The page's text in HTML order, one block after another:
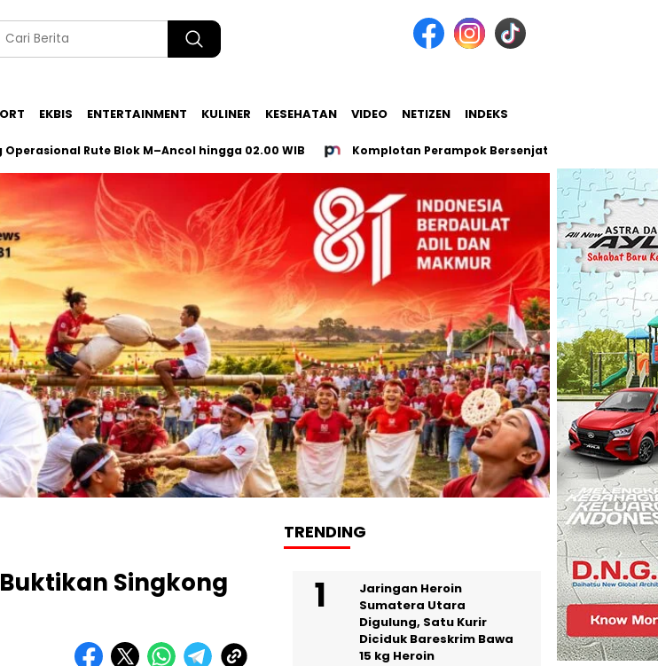
EKBIS ENTERTAINMENT KULINER KESEHATAN VIDEO NETIZEN INDEKS
Rute Blok M–Ancol hingga 02.00 WIB Komplotan Perampok Bersenjata Tajam di Cibitung
Singkong
TRENDING
Jaringan Heroin
Sumatera Utara
Digulung, Satu Kurir
Diciduk Bareskrim Bawa
15 kg Heroin